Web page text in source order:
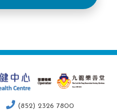
(852) 2326 7800